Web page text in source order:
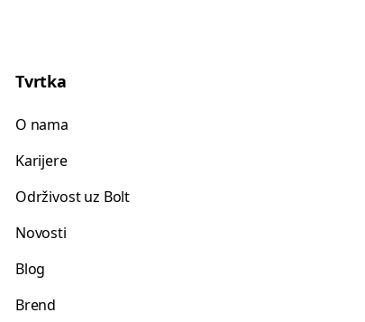
Tvrtka
O nama
Karijere
Održivost uz Bolt
Novosti
Blog
Brend